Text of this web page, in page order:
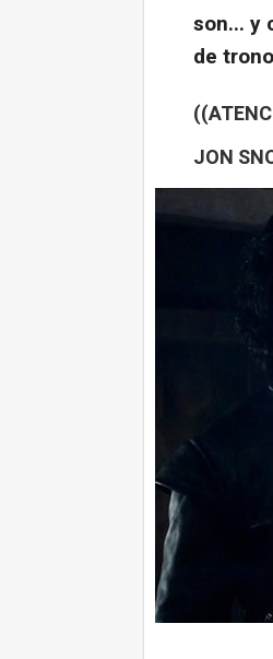
son... y
de
JON